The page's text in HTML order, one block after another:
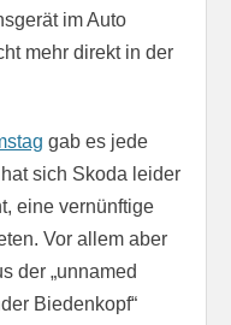
im Auto
mehr direkt in der
gab es jede
sich Skoda leider
eine vernünftige
Vor allem aber
der „unnamed
Biedenkopf“